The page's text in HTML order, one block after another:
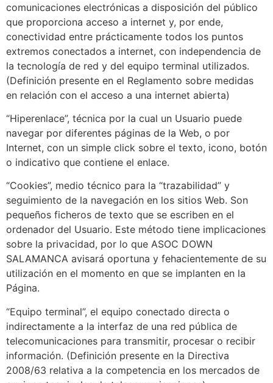
comunicaciones electrónicas a disposición del público
que proporciona acceso a internet y, por ende,
conectividad entre prácticamente todos los puntos
extremos conectados a internet, con independencia de
la tecnología de red y del equipo terminal utilizados.
(Definición presente en el Reglamento sobre medidas
en relación con el acceso a una internet abierta)
“Hiperenlace”, técnica por la cual un Usuario puede
navegar por diferentes páginas de la Web, o por
Internet, con un simple click sobre el texto, icono, botón
o indicativo que contiene el enlace.
“Cookies”, medio técnico para la “trazabilidad” y
seguimiento de la navegación en los sitios Web. Son
pequeños ficheros de texto que se escriben en el
ordenador del Usuario. Este método tiene implicaciones
sobre la privacidad, por lo que ASOC DOWN
SALAMANCA avisará oportuna y fehacientemente de su
utilización en el momento en que se implanten en la
Página.
“Equipo terminal”, el equipo conectado directa o
indirectamente a la interfaz de una red pública de
telecomunicaciones para transmitir, procesar o recibir
información. (Definición presente en la Directiva
2008/63 relativa a la competencia en los mercados de